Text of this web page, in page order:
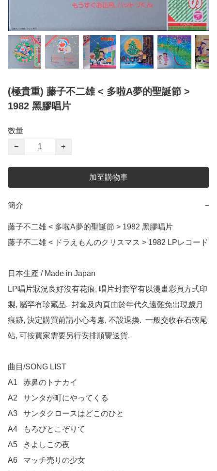
(極貴重) 藤子不二雄 < 多啦A夢的聖誕節 >
1982 黑膠唱片
數量
−
+
加至購物車
簡介 −
藤子不二雄 < 多啦A夢的聖誕節 > 1982 黑膠唱片
藤子不二雄 < ドラえもんのクリスマス > 1982 LPレコード
日本生產 / Made in Japan
LP唱片狀況良好沒有花痕, 唱片封套罕有以漫畫彩頁方式印
製, 屬罕有珍藏品.  封套及內頁由於年代久遠難免出現歲月
痕跡, 決定購買前請小心考慮, 不設退換.  一般交收在石硤尾
站, 可按買家需要另行安排順豐送貨.
曲目/SONG LIST
A1	赤鼻のトナカイ
A2	サンタが町にやってくる
A3	サンタクロースはどこのひと
A4	もろびとこぞりて
A5	きよしこの夜
A6	マッチ売りの少女